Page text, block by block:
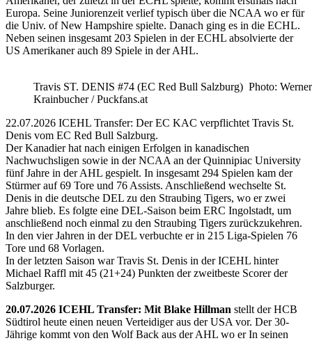
Europa. Seine Juniorenzeit verlief typisch über die NCAA wo er für
die Univ. of New Hampshire spielte. Danach ging es in die ECHL.
Neben seinen insgesamt 203 Spielen in der ECHL absolvierte der
US Amerikaner auch 89 Spiele in der AHL.
Travis ST. DENIS #74 (EC Red Bull Salzburg) Photo: Werner
Krainbucher / Puckfans.at
22.07.2026 ICEHL Transfer: Der EC KAC verpflichtet Travis St.
Denis vom EC Red Bull Salzburg.
Der Kanadier hat nach einigen Erfolgen in kanadischen
Nachwuchsligen sowie in der NCAA an der Quinnipiac University
fünf Jahre in der AHL gespielt. In insgesamt 294 Spielen kam der
Stürmer auf 69 Tore und 76 Assists. Anschließend wechselte St.
Denis in die deutsche DEL zu den Straubing Tigers, wo er zwei
Jahre blieb. Es folgte eine DEL-Saison beim ERC Ingolstadt, um
anschließend noch einmal zu den Straubing Tigers zurückzukehren.
In den vier Jahren in der DEL verbuchte er in 215 Liga-Spielen 76
Tore und 68 Vorlagen.
In der letzten Saison war Travis St. Denis in der ICEHL hinter
Michael Raffl mit 45 (21+24) Punkten der zweitbeste Scorer der
Salzburger.
20.07.2026 ICEHL Transfer: Mit Blake Hillman stellt der HCB
Südtirol heute einen neuen Verteidiger aus der USA vor. Der 30-
Jährige kommt von den Wolf Back aus der AHL wo er In seinen